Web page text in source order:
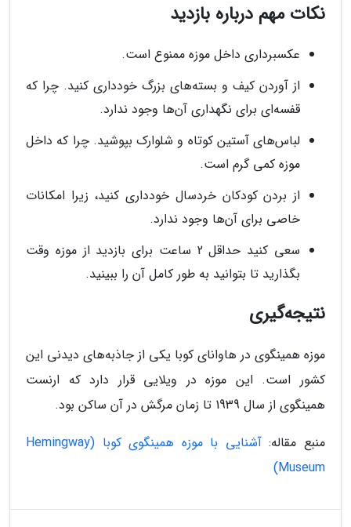
نکات مهم درباره بازدید
عکسبرداری داخل موزه ممنوع است.
از آوردن کیف و بسته‌های بزرگ خودداری کنید. چرا که
قفسه‌ای برای نگهداری آن‌ها وجود ندارد.
لباس‌های آستین کوتاه و شلوارک بپوشید. چرا که داخل
موزه کمی گرم است.
از بردن کودکان خردسال خودداری کنید، زیرا امکانات
خاصی برای آن‌ها وجود ندارد.
سعی کنید حداقل 2 ساعت برای بازدید از موزه وقت
بگذارید تا بتوانید به طور کامل آن را ببینید.
نتیجه‌گیری
موزه همینگوی در هاوانای کوبا یکی از جاذبه‌های دیدنی این
کشور است. این موزه در ویلایی قرار دارد که ارنست
همینگوی از سال 1939 تا زمان مرگش در آن ساکن بود.
منبع مقاله:
آشنایی با موزه همینگوی کوبا (Hemingway
Museum)